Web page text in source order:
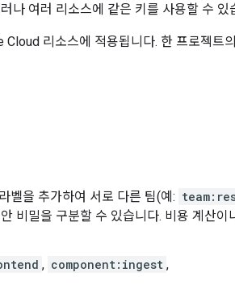
나 여러 리소스에 같은 키를 사용할 수 있
리소스에 적용됩니다. 한 프로젝트
벨을 추가하여 서로 다른 팀(예:
비밀을 구분할 수 있습니다. 비용 계산이
, component:ingest ,